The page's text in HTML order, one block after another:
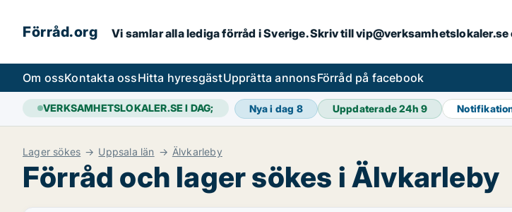
Förråd.org Vi samlar alla lediga förråd i Sverige. Skriv till
Om ossKontakta ossHitta hyresgästUpprätta annonsFörråd på facebook
VERKSAMHETSLOKALER.SE I DAG; Nya i dag 8 Uppdaterade 24h9
Lager sökes Uppsala län Älvkarleby
Förråd och lager sökes i Älvkarleby